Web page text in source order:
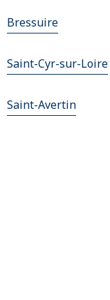
Bressuire
Saint-Cyr-sur-Loire
Saint-Avertin